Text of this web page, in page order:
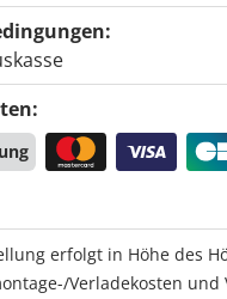
erfolgt in Höhe des
Verladekosten und